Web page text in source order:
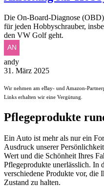
Die On-Board-Diagnose
für jeden Hobbyschrauber,
den VW Golf geht.
andy
31. März 2025
Wir nehmen am eBay- und Amazon-
Links erhalten wir eine Vergütung.
Pflegeprodukte
Ein Auto ist mehr als nur ein
Ausdruck unserer
Wert und die Schönheit Ihres
Pflegeprodukte unerlässlich. In
verschiedene Produkte vor,
Zustand zu halten.